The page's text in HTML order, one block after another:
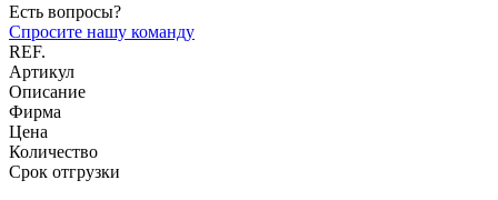
Есть вопросы?
Спросите нашу команду
REF.
Артикул
Описание
Фирма
Цена
Количество
Срок отгрузки